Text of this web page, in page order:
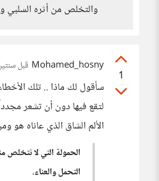
والتخلص من أثره السلبي
1
Mohamed_hosny قبل
سأقول لك ماذا .. تلك
لتقع فيها دون أن تشعر
الألم الشاق الذي عاناه
الحمولة التي لا
التحمل والعناء.